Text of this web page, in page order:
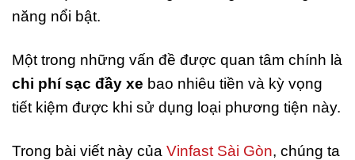
năng nổi bật.
Một trong những vấn đề được quan tâm chính là
chi phí sạc đầy xe bao nhiêu tiền và kỳ vọng
tiết kiệm được khi sử dụng loại phương tiện này.
Trong bài viết này của Vinfast Sài Gòn, chúng ta